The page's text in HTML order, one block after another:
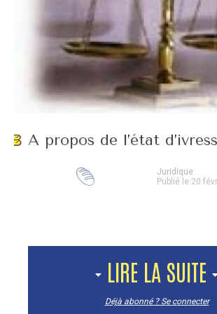
A propos de l’état
Juridique
Publié le 20
LIRE LA SUITE
Déjà abonné ? Se connecter